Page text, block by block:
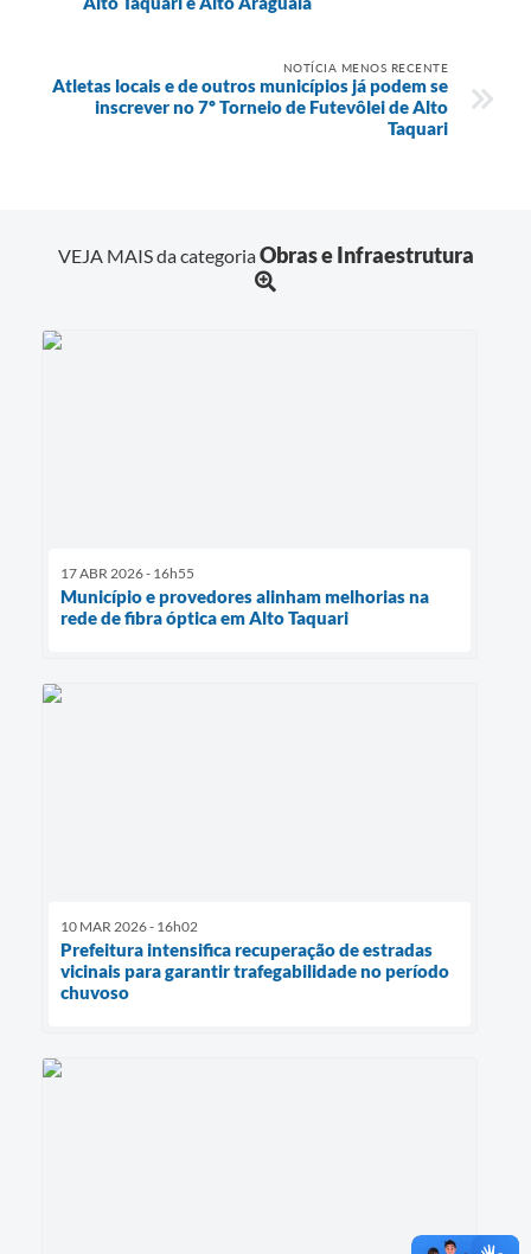
NOTÍCIA MENOS RECENTE
Atletas locais e de outros municípios já podem se
inscrever no 7º Torneio de Futevôlei de Alto
Taquari
VEJA MAIS da categoriaObras e Infraestrutura
17 ABR 2026 - 16h55
Município e provedores alinham melhorias na
rede de fibra óptica em Alto Taquari
10 MAR 2026 - 16h02
Prefeitura intensifica recuperação de estradas
vicinais para garantir trafegabilidade no período
chuvoso